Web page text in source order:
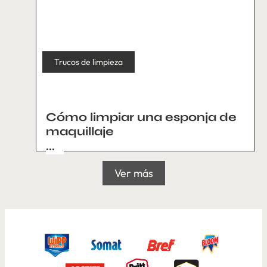
Trucos de limpieza
Cómo limpiar una esponja de
maquillaje
...
Ver más